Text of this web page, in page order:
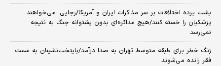
پشت پرده اختلافات بر سر مذاکرات ایران و آمریکا/رجایی: می‌خواهند
پزشکیان را خسته کنند/هیچ مذاکره‌ای بدون پشتوانه جنگ به نتیجه
نمی‌رسد
زنگ خطر برای طبقه متوسط تهران به صدا درآمد/پایتخت‌نشینان به سمت
فقر رانده می‌شوند